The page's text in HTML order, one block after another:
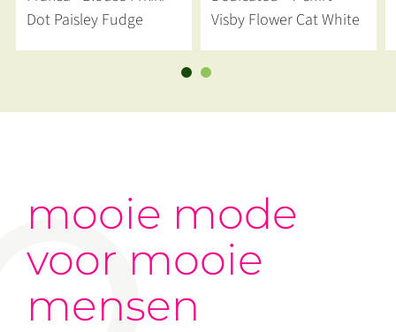
Dot Paisley Fudge
Visby Flower Cat White
mooie mode
voor mooie
mensen